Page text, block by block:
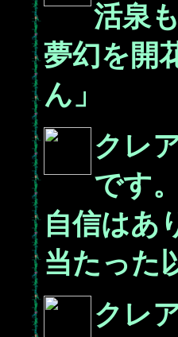
活泉
夢幻を開
ん」
クレ
です。
自信はあ
当たった
クレ